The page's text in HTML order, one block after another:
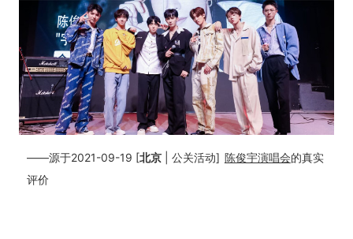
——源于2021-09-19 [北京| 公关活动] 陈俊宇演唱会的真实
评价